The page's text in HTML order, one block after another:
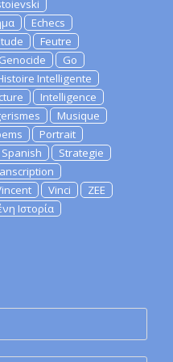
Echecs
Feutre
Genocide
Go
Intelligente
Intelligence
Musique
Portrait
Spanish
Strategie
Vinci
ZEE
Ιστορία